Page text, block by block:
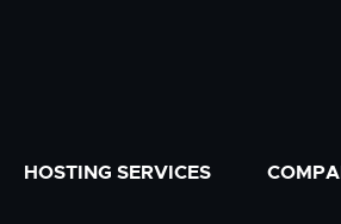
HOSTING SERVICES